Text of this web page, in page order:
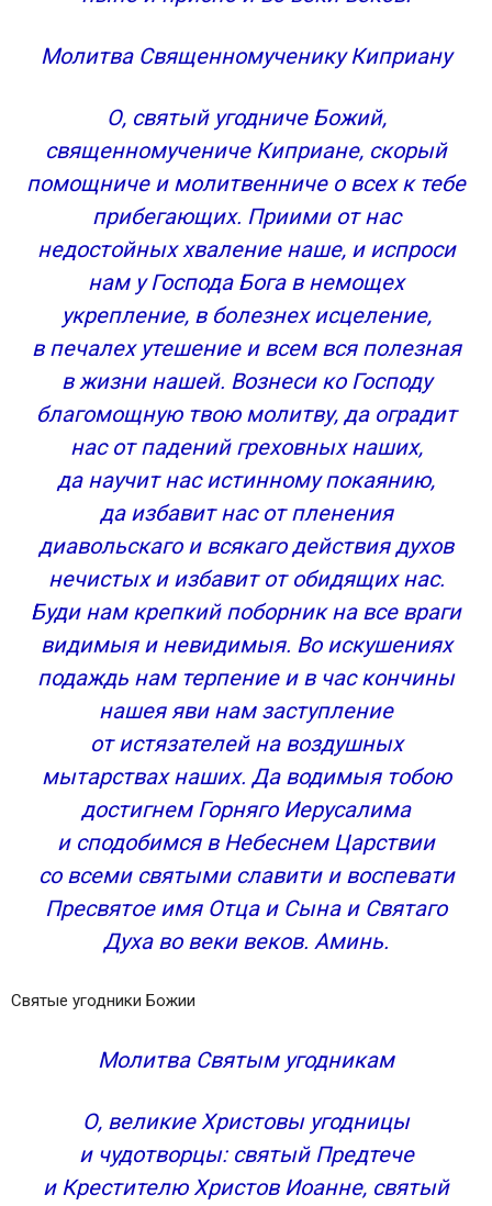
Молитва Священномученику Киприану
О, святый угодниче Божий,
священномучениче Киприане, скорый
помощниче и молитвенниче о всех к тебе
прибегающих. Приими от нас
недостойных хваление наше, и испроси
нам у Господа Бога в немощех
укрепление, в болезнех исцеление,
в печалех утешение и всем вся полезная
в жизни нашей. Вознеси ко Господу
благомощную твою молитву, да оградит
нас от падений греховных наших,
да научит нас истинному покаянию,
да избавит нас от пленения
диавольскаго и всякаго действия духов
нечистых и избавит от обидящих нас.
Буди нам крепкий поборник на все враги
видимыя и невидимыя. Во искушениях
подаждь нам терпение и в час кончины
нашея яви нам заступление
от истязателей на воздушных
мытарствах наших. Да водимыя тобою
достигнем Горняго Иерусалима
и сподобимся в Небеснем Царствии
со всеми святыми славити и воспевати
Пресвятое имя Отца и Сына и Святаго
Духа во веки веков. Аминь.
Святые угодники Божии
Молитва Cвятым угодникам
О, великие Христовы угодницы
и чудотворцы: святый Предтече
и Крестителю Христов Иоанне, святый